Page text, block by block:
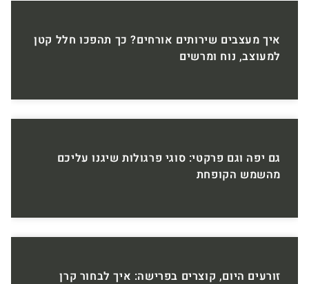
איך מעצבים שירותים אורחים? כך תהפכו חלל קטן
למעוצב, נוח ומרשים
גם יפה וגם פרקטי: סוגי פרגולות שיגנו עליכם
מהשמש הקופחת
זורעים היום, קוצרים בפרישה: איך לבחור קרן